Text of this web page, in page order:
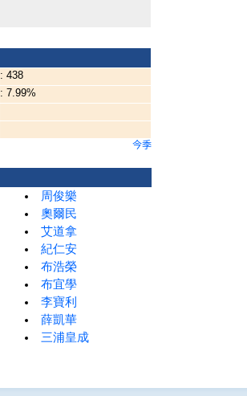
: 438
: 7.99%
今季
周俊樂
奧爾民
艾道拿
紀仁安
布浩榮
布宜學
李寶利
薛凱華
三浦皇成